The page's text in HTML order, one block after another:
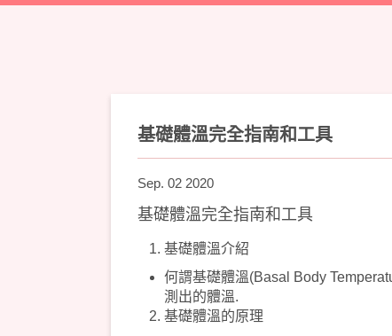
基礎體溫完全指南和工具
Sep. 02 2020
基礎體溫完全指南和工具
基礎體溫介紹
何謂基礎體溫(Basal Body
測出的體溫.
基礎體溫的原理